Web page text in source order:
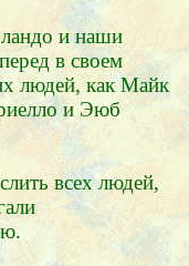
и наши
в своем
людей, как Майк
и Эюб
всех людей,